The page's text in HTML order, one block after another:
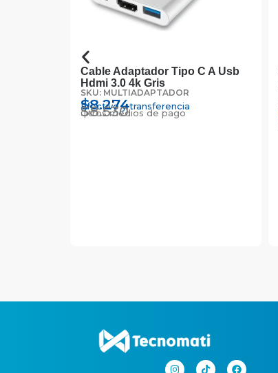
Cable Adaptador Tipo C A Usb
Hdmi 3.0 4k Gris
SKU: MULTIADAPTADOR
$8.274
Efectivo y transferencia
$8.530
Otros medios de pago